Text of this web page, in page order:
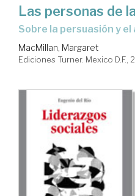
Las personas de
sobre la persuasión y
MacMillan, Margaret
Ediciones Turner. Mexico D.F.,